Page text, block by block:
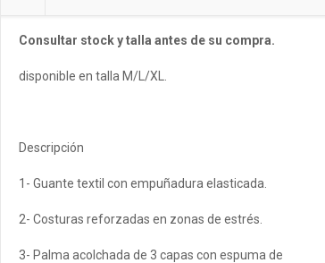
Consultar stock y talla antes de su compra.
disponible en talla M/L/XL.
Descripción
1- Guante textil con empuñadura elasticada.
2- Costuras reforzadas en zonas de estrés.
3- Palma acolchada de 3 capas con espuma de